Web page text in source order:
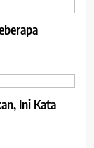
Ini Kata